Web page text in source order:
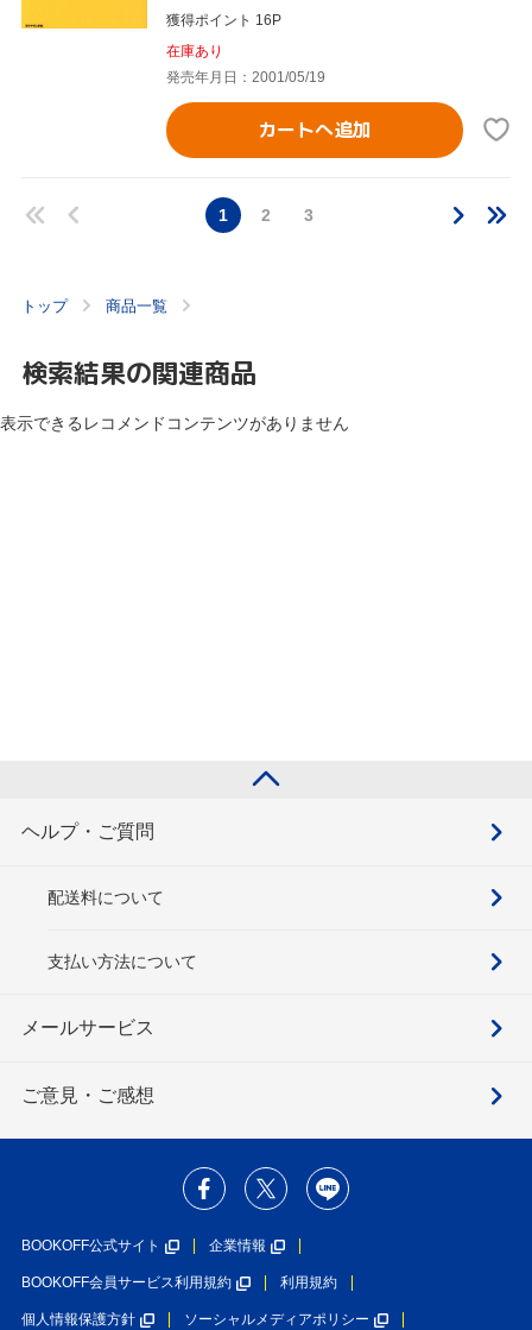
獲得ポイント 16P
在庫あり
発売年月日：2001/05/19
カートへ追加
1 2 3
トップ 商品一覧
検索結果の関連商品
表示できるレコメンドコンテンツがありません
ヘルプ・ご質問
配送料について
支払い方法について
メールサービス
ご意見・ご感想
BOOKOFF公式サイト 企業情報
BOOKOFF会員サービス利用規約 利用規約
個人情報保護方針 ソーシャルメディアポリシー